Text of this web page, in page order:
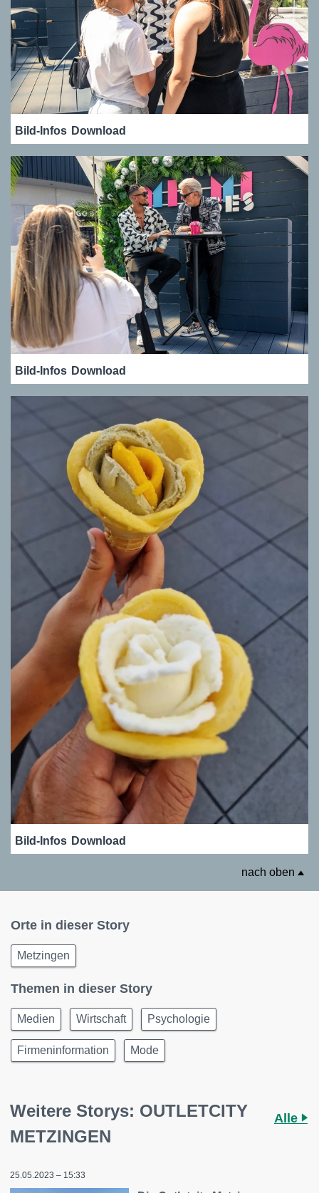
Bild-Infos Download
Bild-Infos Download
Bild-Infos Download
nach oben
Orte in dieser Story
Metzingen
Themen in dieser Story
Medien Wirtschaft Psychologie
Firmeninformation Mode
Weitere Storys: OUTLETCITY
METZINGEN
Alle
25.05.2023 – 15:33